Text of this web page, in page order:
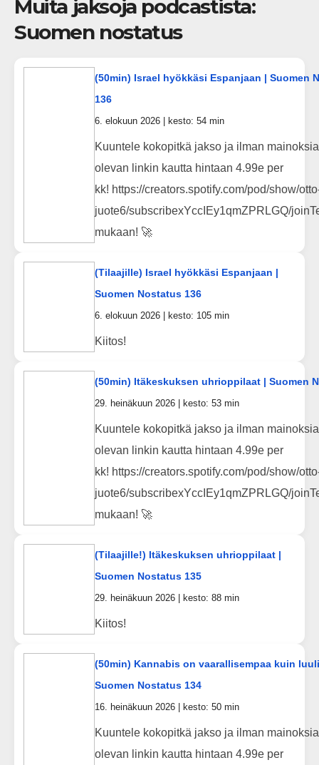
Muita jaksoja podcastista:
Suomen nostatus
(50min) Israel hyökkäsi Espanjaan | Suomen
136
6. elokuun 2026 | kesto: 54 min
Kuuntele kokopitkä jakso ja ilman
olevan linkin kautta hintaan 4.99e per
kk! https://creators.spotify.com/pod/show/
juote6/subscribexYccIEy1qmZPRLGQ/
mukaan! 🚀
(Tilaajille) Israel hyökkäsi Espanjaan |
Suomen Nostatus 136
6. elokuun 2026 | kesto: 105 min
Kiitos!
(50min) Itäkeskuksen uhrioppilaat | Suomen
29. heinäkuun 2026 | kesto: 53 min
Kuuntele kokopitkä jakso ja ilman
olevan linkin kautta hintaan 4.99e per
kk! https://creators.spotify.com/pod/show/
juote6/subscribexYccIEy1qmZPRLGQ/
mukaan! 🚀
(Tilaajille!) Itäkeskuksen uhrioppilaat |
Suomen Nostatus 135
29. heinäkuun 2026 | kesto: 88 min
Kiitos!
(50min) Kannabis on vaarallisempaa kuin
Suomen Nostatus 134
16. heinäkuun 2026 | kesto: 50 min
Kuuntele kokopitkä jakso ja ilman
olevan linkin kautta hintaan 4.99e per